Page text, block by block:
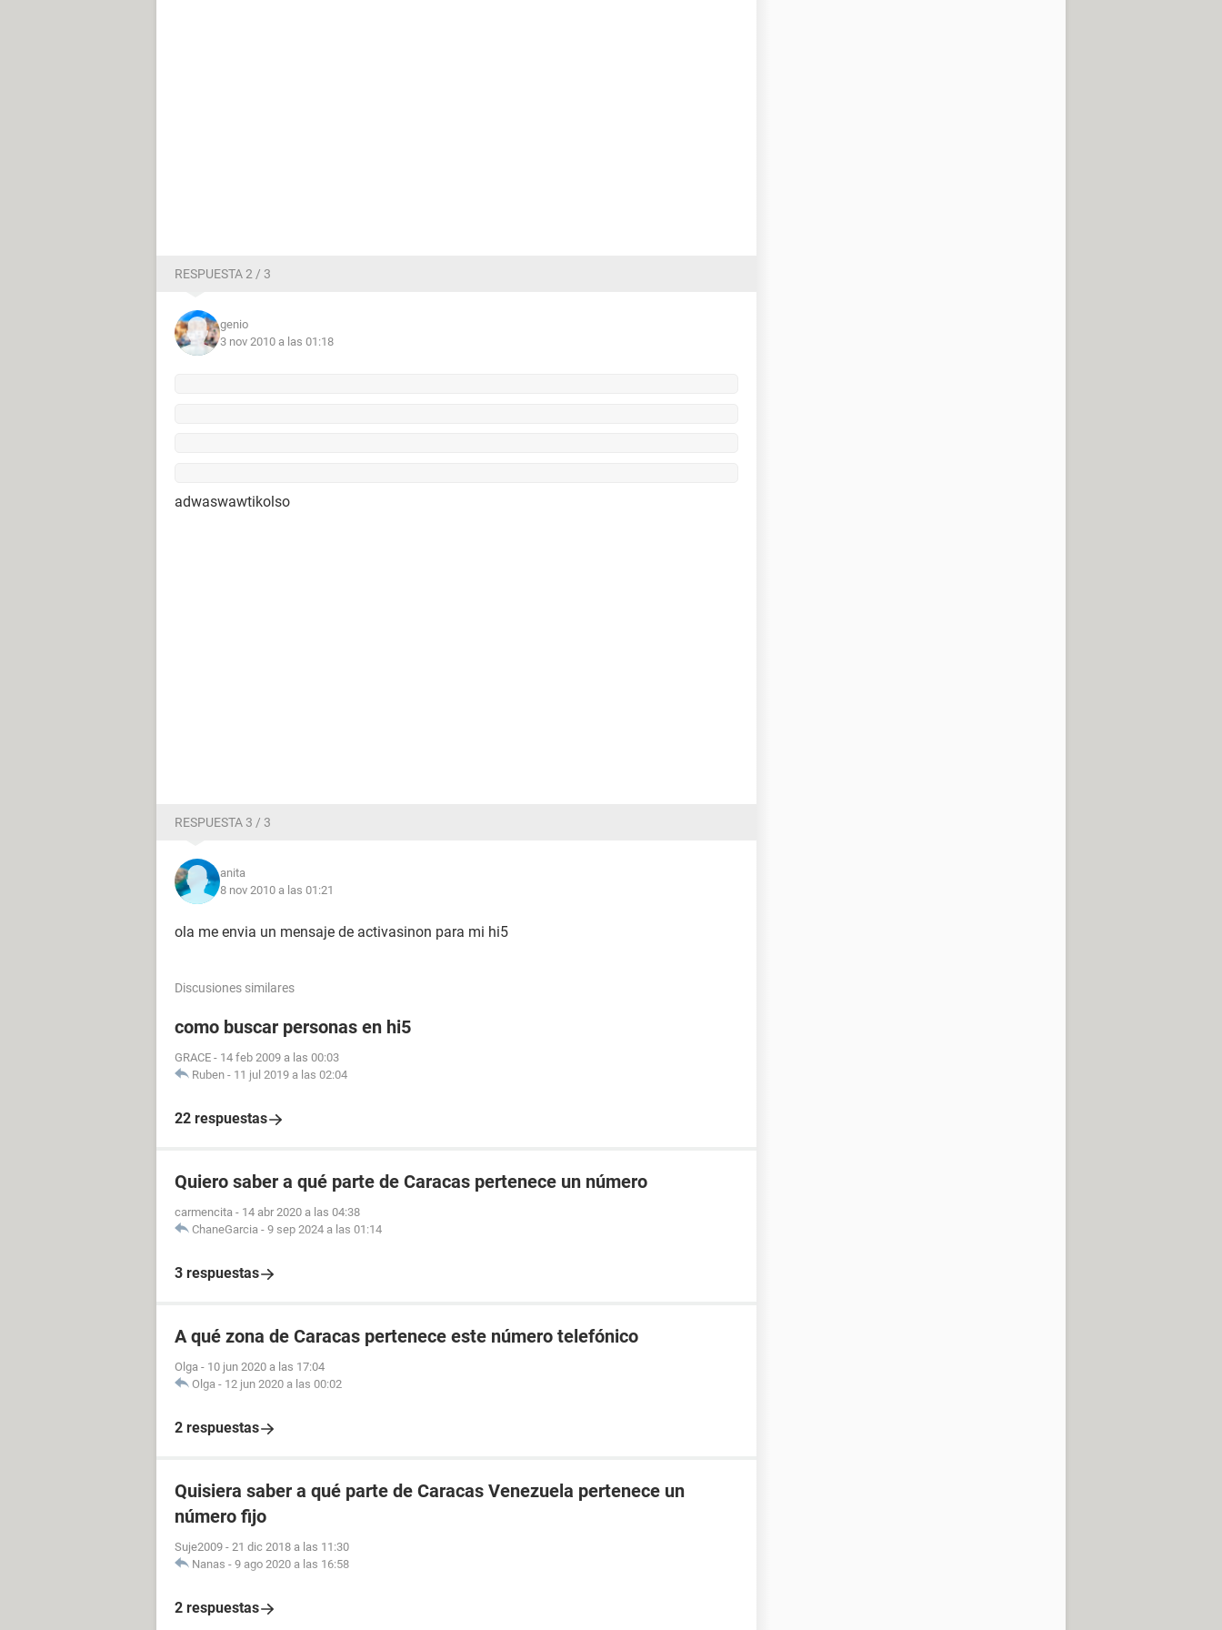
RESPUESTA 2 / 3
genio
3 nov 2010 a las 01:18
adwaswawtikolso
RESPUESTA 3 / 3
anita
8 nov 2010 a las 01:21
ola me envia un mensaje de activasinon para mi hi5
Discusiones similares
como buscar personas en hi5
GRACE - 14 feb 2009 a las 00:03
Ruben - 11 jul 2019 a las 02:04
22 respuestas
Quiero saber a qué parte de Caracas pertenece un número
carmencita - 14 abr 2020 a las 04:38
ChaneGarcia - 9 sep 2024 a las 01:14
3 respuestas
A qué zona de Caracas pertenece este número telefónico
Olga - 10 jun 2020 a las 17:04
Olga - 12 jun 2020 a las 00:02
2 respuestas
Quisiera saber a qué parte de Caracas Venezuela pertenece un
número fijo
Suje2009 - 21 dic 2018 a las 11:30
Nanas - 9 ago 2020 a las 16:58
2 respuestas